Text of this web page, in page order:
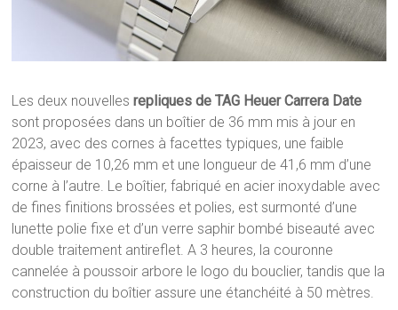
Les deux nouvellesrepliques de TAG Heuer Carrera Date
sont proposées dans un boîtier de 36 mm mis à jour en
2023, avec des cornes à facettes typiques, une faible
épaisseur de 10,26 mm et une longueur de 41,6 mm d’une
corne à l’autre. Le boîtier, fabriqué en acier inoxydable avec
de fines finitions brossées et polies, est surmonté d’une
lunette polie fixe et d’un verre saphir bombé biseauté avec
double traitement antireflet. A 3 heures, la couronne
cannelée à poussoir arbore le logo du bouclier, tandis que la
construction du boîtier assure une étanchéité à 50 mètres.